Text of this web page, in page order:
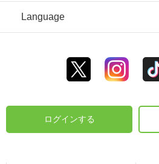
Language
ログインする